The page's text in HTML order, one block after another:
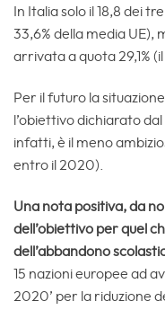
In Italia solo il 18,8 dei
33,6% della media UE),
arrivata a quota 29,1% (il
Per il futuro la
l’obiettivo dichiarato
infatti, è il meno
entro il 2020).
Una nota positiva, da
dell’obiettivo per quel
dell’abbandono
15 nazioni europee ad
2020’ per la riduzione